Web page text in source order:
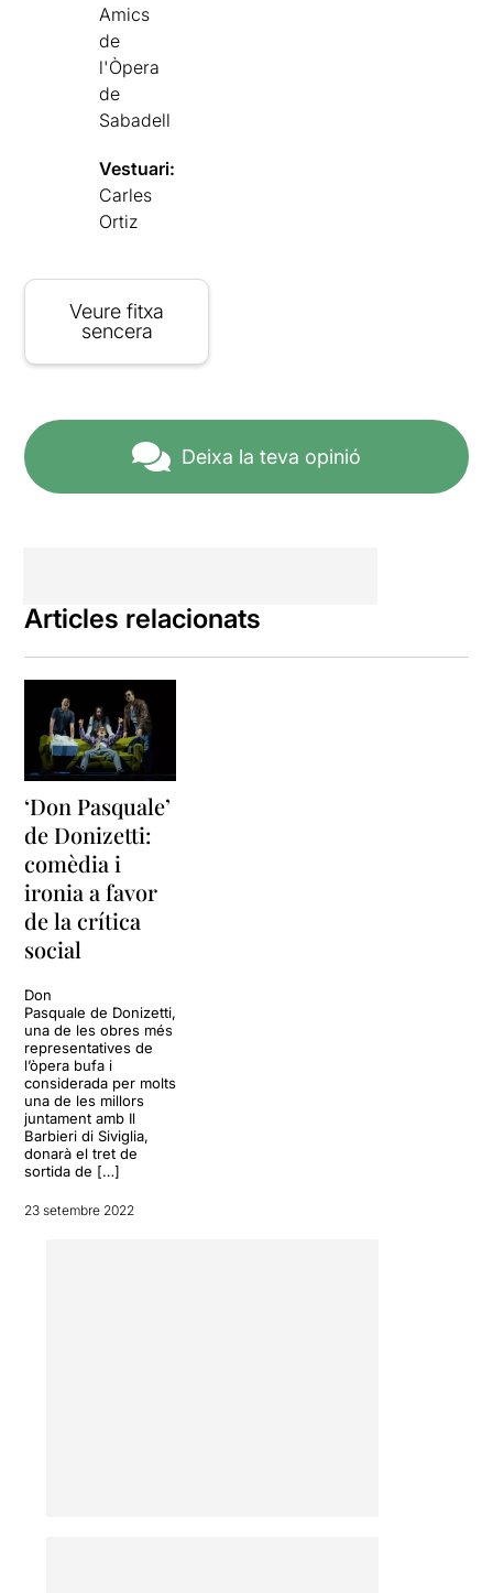
Amics
de
l'Òpera
de
Sabadell
Vestuari:
Carles
Ortiz
Veure fitxa
sencera
Deixa la teva opinió
Articles relacionats
‘Don Pasquale’
de Donizetti:
comèdia i
ironia a favor
de la crítica
social
Don
Pasquale de Donizetti,
una de les obres més
representatives de
l’òpera bufa i
considerada per molts
una de les millors
juntament amb Il
Barbieri di Siviglia,
donarà el tret de
sortida de […]
23 setembre 2022